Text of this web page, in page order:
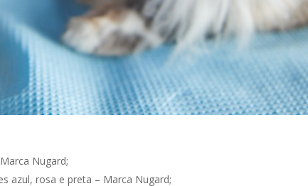
Nugard;
azul, rosa e preta – Marca Nugard;